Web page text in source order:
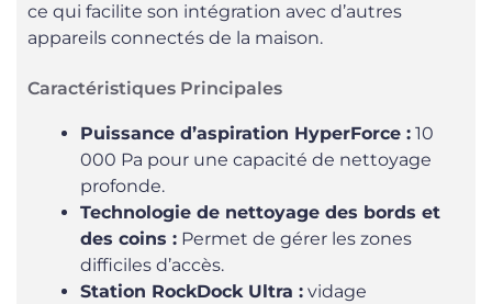
ce qui facilite son intégration avec d’autres
appareils connectés de la maison.
Caractéristiques Principales
Puissance d’aspiration HyperForce : 10
000 Pa pour une capacité de nettoyage
profonde.
Technologie de nettoyage des bords et
des coins : Permet de gérer les zones
difficiles d’accès.
Station RockDock Ultra : vidage